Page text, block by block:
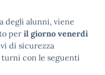
degli alunni, viene
per il giorno venerdì
di sicurezza
turni con le seguenti